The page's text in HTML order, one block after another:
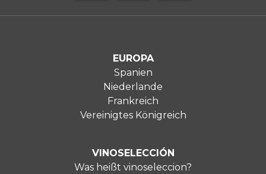
EUROPA
Spanien
Niederlande
Frankreich
Vereinigtes Königreich
VINOSELECCIÓN
Was heißt vinoseleccion?